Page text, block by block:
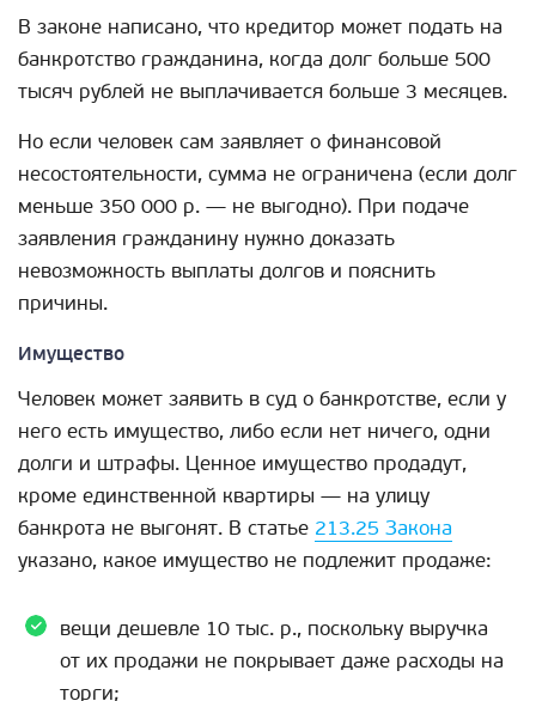
В законе написано, что кредитор может подать на
банкротство гражданина, когда долг больше 500
тысяч рублей не выплачивается больше 3 месяцев.
Но если человек сам заявляет о финансовой
несостоятельности, сумма не ограничена (если долг
меньше 350 000 р. — не выгодно). При подаче
заявления гражданину нужно доказать
невозможность выплаты долгов и пояснить
причины.
Имущество
Человек может заявить в суд о банкротстве, если у
него есть имущество, либо если нет ничего, одни
долги и штрафы. Ценное имущество продадут,
кроме единственной квартиры — на улицу
банкрота не выгонят. В статье 213.25 Закона
указано, какое имущество не подлежит продаже:
вещи дешевле 10 тыс. р., поскольку выручка
от их продажи не покрывает даже расходы на
торги;